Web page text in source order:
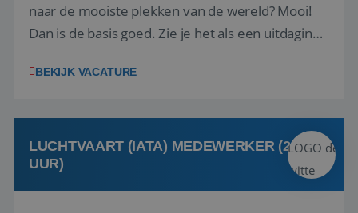
naar de mooiste plekken van de wereld? Mooi!
Dan is de basis goed. Zie je het als een uitdaging
het samenstellen en boeken van de perfecte
deze onderdelen zijn nu samen gevoegd...
BEKIJK VACATURE
LUCHTVAART (IATA) MEDEWERKER (24-32
UUR)